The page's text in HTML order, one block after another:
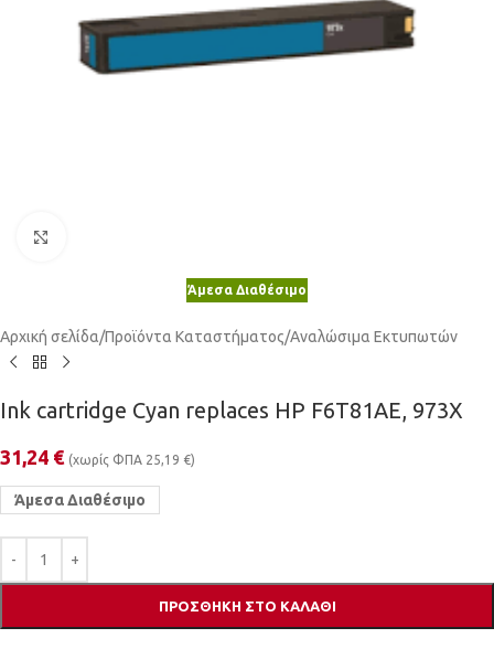
Άμεσα Διαθέσιμο
Αρχική σελίδα/Προϊόντα Καταστήματος/Αναλώσιμα Εκτυπωτών
Ink cartridge Cyan replaces HP F6T81AE, 973X
31,24 € (χωρίς ΦΠΑ 25,19 €)
Άμεσα Διαθέσιμο
ΠΡΟΣΘΉΚΗ ΣΤΟ ΚΑΛΆΘΙ